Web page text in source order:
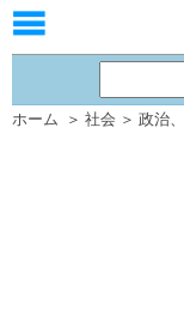
ホーム ＞ 社会 ＞ 政治、